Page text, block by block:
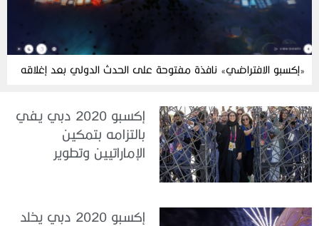
«إكسبو الافتراضي» نافذة مفتوحة على الحدث الدولي بعد إغلاقه
إكسبو 2020 دبي يفي
بالتزامه بتمكين
الإماراتيين وتطوير
إكسبو 2020 دبي يخلد